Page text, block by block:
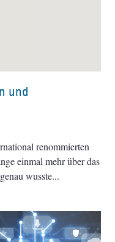
und
renommierten
einmal mehr über das
wusste